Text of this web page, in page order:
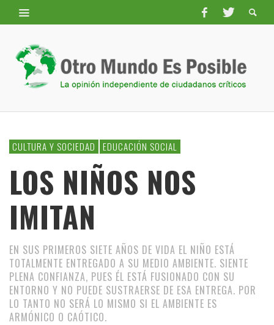
CULTURA Y SOCIEDAD EDUCACIÓN SOCIAL
LOS NIÑOS NOS
IMITAN
EN SUS PRIMEROS SIETE AÑOS DE VIDA EL NIÑO ESTÁ
TOTALMENTE ENTREGADO A SU MEDIO AMBIENTE. SIENTE
PLENA CONFIANZA, PUES ÉL ESTÁ FUSIONADO CON SU
ENTORNO Y NO PUEDE SUSTRAERSE DE ESA ENTREGA. POR
LO TANTO NO SERÁ LO MISMO SI EL AMBIENTE ES
ARMÓNICO O CAÓTICO.